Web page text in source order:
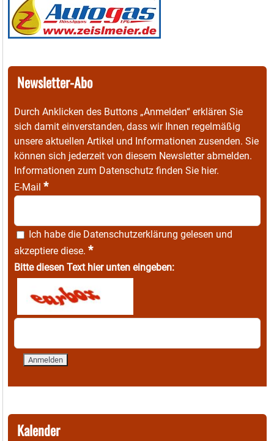
Newsletter-Abo
Durch Anklicken des Buttons „Anmelden“ erklären Sie
sich damit einverstanden, dass wir Ihnen regelmäßig
unsere aktuellen Artikel und Informationen zusenden. Sie
können sich jederzeit von diesem Newsletter abmelden.
Informationen zum Datenschutz finden Sie hier.
E-Mail *
Ich habe die Datenschutzerklärung gelesen und
akzeptiere diese. *
Bitte diesen Text hier unten eingeben:
Kalender